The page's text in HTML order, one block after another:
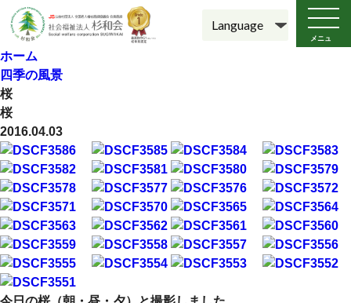
メニュ
ー
ホーム
四季の風景
桜
桜
2016.04.03